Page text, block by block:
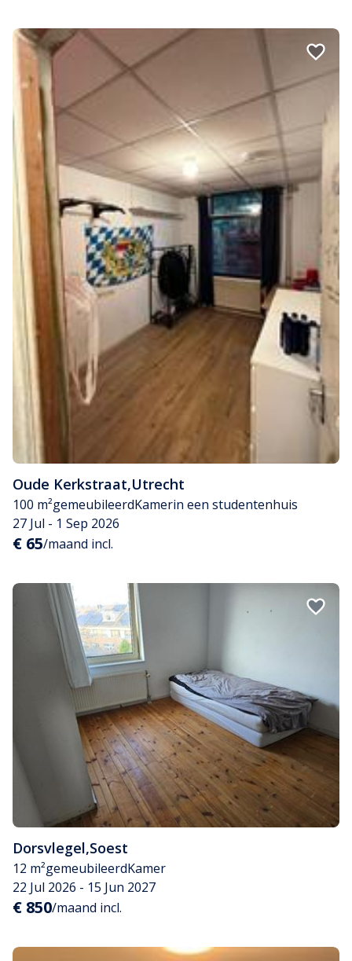
Oude Kerkstraat,Utrecht
100 m²gemeubileerdKamerin een studentenhuis
27 Jul - 1 Sep 2026
€ 65/maand incl.
Dorsvlegel,Soest
12 m²gemeubileerdKamer
22 Jul 2026 - 15 Jun 2027
€ 850/maand incl.